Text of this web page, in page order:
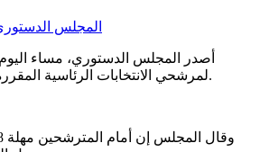
أصدر المجلس الدستوري، مساء اليوم
لمرشحي الانتخابات الرئاسية المقررة نهاية شهر يونيو المقبل.